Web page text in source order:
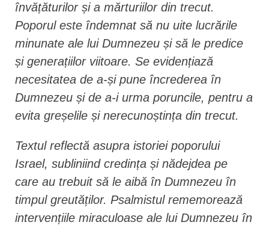
învățăturilor și a mărturiilor din trecut.
Poporul este îndemnat să nu uite lucrările
minunate ale lui Dumnezeu și să le predice
și generațiilor viitoare. Se evidențiază
necesitatea de a-și pune încrederea în
Dumnezeu și de a-i urma poruncile, pentru a
evita greșelile și nerecunoștința din trecut.
Textul reflectă asupra istoriei poporului
Israel, subliniind credința și nădejdea pe
care au trebuit să le aibă în Dumnezeu în
timpul greutăților. Psalmistul rememorează
intervențiile miraculoase ale lui Dumnezeu în